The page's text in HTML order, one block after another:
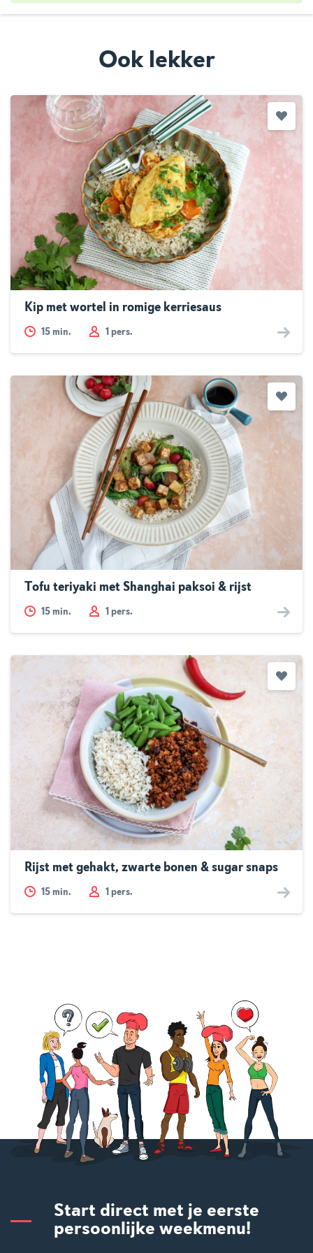
Ook lekker
Kip met wortel in romige kerriesaus
15 min. 1 pers.
Tofu teriyaki met Shanghai paksoi & rijst
15 min. 1 pers.
Rijst met gehakt, zwarte bonen & sugar snaps
15 min. 1 pers.
Start direct met je eerste
persoonlijke weekmenu!